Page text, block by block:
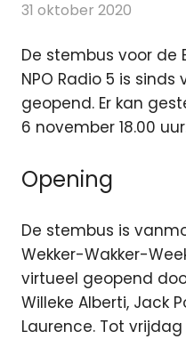
31 oktober 2020
De stembus voor de
NPO Radio 5 is
geopend. Er kan
6 november 18.00
Opening
De stembus is
Wekker-Wakker-
virtueel geopend
Willeke Alberti, Jack
Laurence. Tot